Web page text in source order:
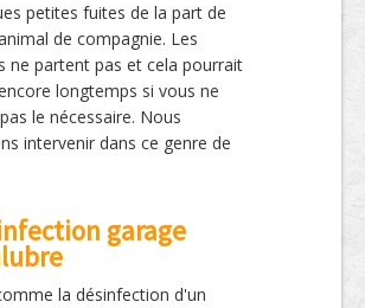
petites fuites de la part de
de compagnie. Les
ne partent pas et cela pourrait
longtemps si vous ne
le nécessaire. Nous
intervenir dans ce genre de
garage
la désinfection d'un